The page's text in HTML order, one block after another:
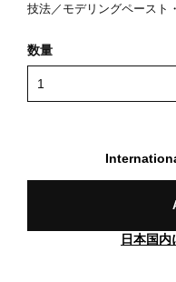
技法／モデリングペースト
数量
日本国